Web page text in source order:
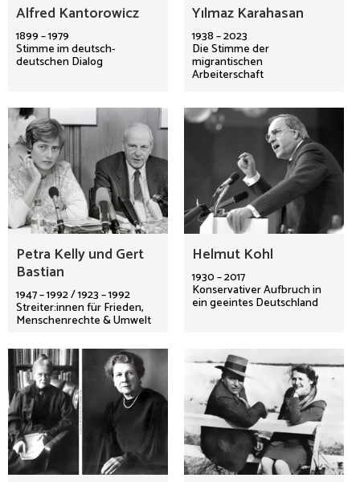
Alfred Kantorowicz
1899 – 1979
Stimme im deutsch-
deutschen Dialog
Yılmaz Karahasan
1938 – 2023
Die Stimme der
migrantischen
Arbeiterschaft
Petra Kelly und Gert
Bastian
1947 – 1992 / 1923 – 1992
Streiter:innen für Frieden,
Menschenrechte & Umwelt
Helmut Kohl
1930 – 2017
Konservativer Aufbruch in
ein geeintes Deutschland